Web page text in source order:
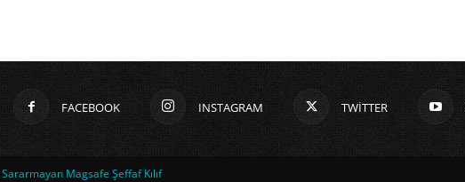
FACEBOOK INSTAGRAM TWITTER
Sararmayan Magsafe Şeffaf Kılıf